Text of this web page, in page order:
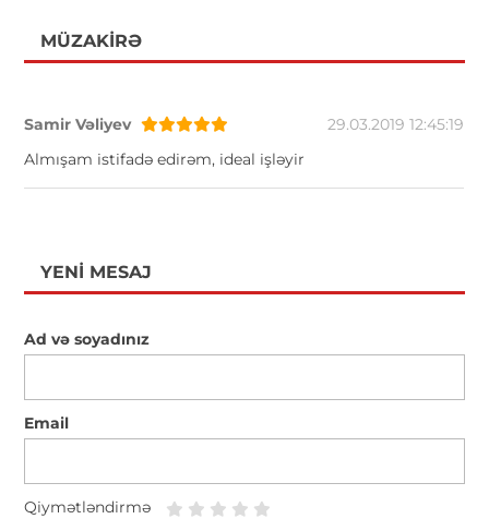
MÜZAKIRƏ
Samir Vəliyev
29.03.2019 12:45:19
Almışam istifadə edirəm, ideal işləyir
YENI MESAJ
Ad və soyadınız
Email
Qiymətləndirmə